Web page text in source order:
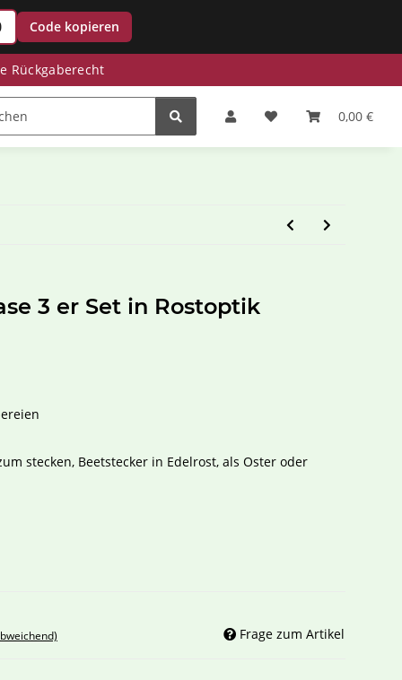
Code kopieren
Rückgaberecht
0,00 €
Miniteiche Saisonale Deko
3 er Set in Rostoptik
stecken, Beetstecker in Edelrost, als Oster oder
Frage zum Artikel